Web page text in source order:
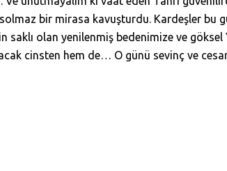
bir mirasa kavuşturdu. Kardeşler bu
saklı olan yenilenmiş bedenimize ve
cinsten hem de… O günü sevinç ve